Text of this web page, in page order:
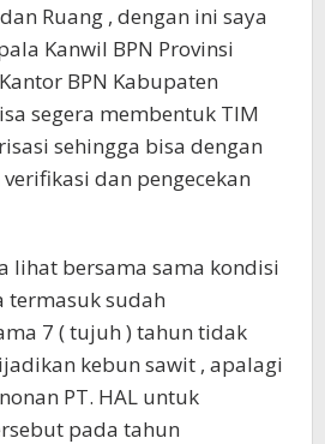
Ruang , dengan ini saya
Kanwil BPN Provinsi
BPN Kabupaten
segera membentuk TIM
sehingga bisa dengan
dan pengecekan
lihat bersama sama kondisi
termasuk sudah
7 ( tujuh ) tahun tidak
kebun sawit , apalagi
PT. HAL untuk
pada tahun